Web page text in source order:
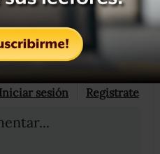
Iniciar sesión Registrate